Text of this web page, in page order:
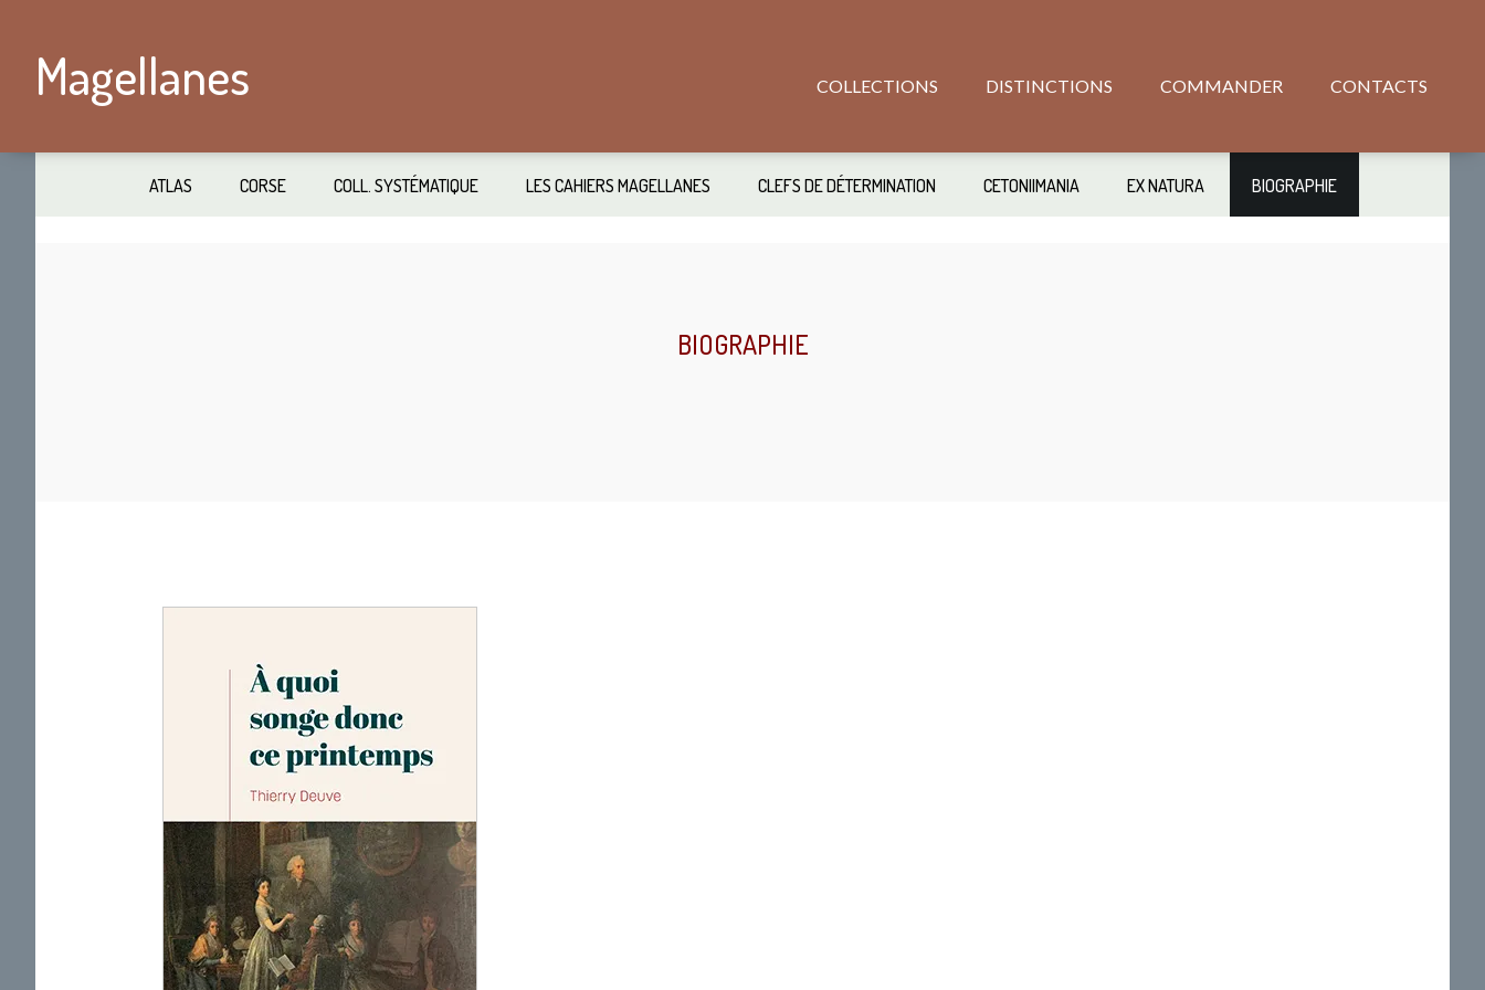
contenu
principal
secondary
navigation
Magellanes COLLECTIONS DISTINCTIONS COMMANDER CONTACTS
ATLAS CORSE COLL. SYSTÉMATIQUE LES CAHIERS MAGELLANES CLEFS DE DÉTERMINATION CETONIIMANIA EX NATURA BIOGRAPHIE
BIOGRAPHIE